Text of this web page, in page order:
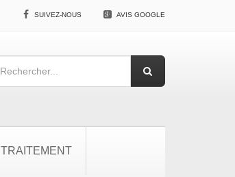
SUIVEZ-NOUS AVIS GOOGLE
TRAITEMENT